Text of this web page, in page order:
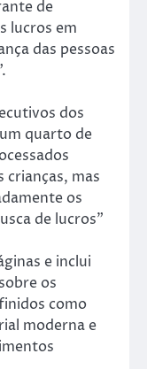
de
lucros em
das pessoas
dos
quarto de
crianças, mas
os
de lucros”
e inclui
os
como
moderna e